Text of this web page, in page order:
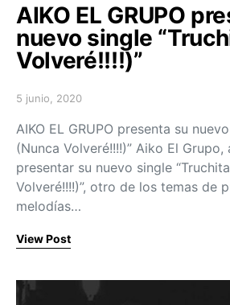
AIKO EL GRUPO
nuevo single
Volveré!!!!)”
Posted on
5 junio, 2020
AIKO EL GRUPO presenta su
(Nunca Volveré!!!!)” Aiko El Grupo,
presentar su nuevo single
Volveré!!!!)”, otro de los temas de
melodías…
View Post